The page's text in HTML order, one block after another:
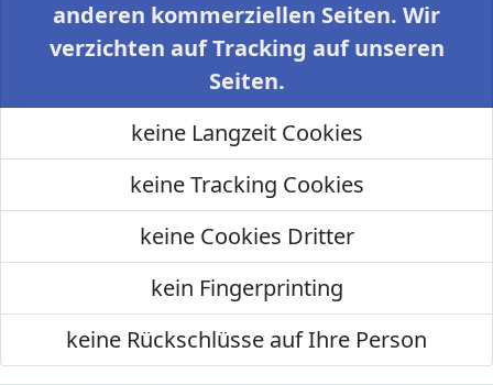
anderen kommerziellen Seiten. Wir
verzichten auf Tracking auf unseren
Seiten.
keine Langzeit Cookies
keine Tracking Cookies
keine Cookies Dritter
kein Fingerprinting
keine Rückschlüsse auf Ihre Person